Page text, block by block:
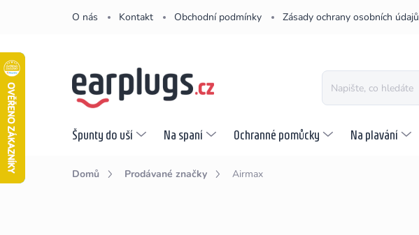
O nás Kontakt Obchodní podmínky Zásady ochrany osobních údajů
Špunty do uší Na spaní Ochranné pomůcky Na plavání
Domů Prodávané značky Airmax